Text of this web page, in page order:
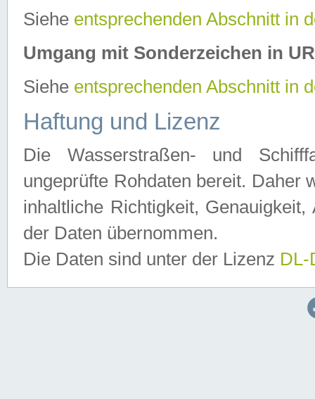
Siehe entsprechenden Abschnitt in
Umgang mit Sonderzeichen in
Siehe entsprechenden Abschnitt in
Haftung und Lizenz
Die Wasserstraßen- und
ungeprüfte Rohdaten bereit. Daher
inhaltliche Richtigkeit,
der Daten übernommen.
Die Daten sind unter der Lizenz